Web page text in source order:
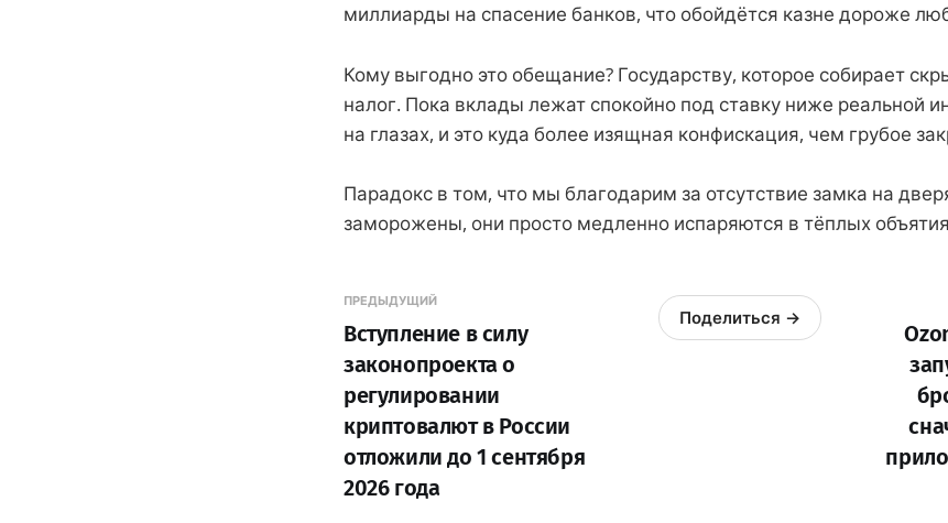
миллиарды на спасение банков, что обойдётся казне дороже
Кому выгодно это обещание? Государству, которое собирает
налог. Пока вклады лежат спокойно под ставку ниже реальной
на глазах, и это куда более изящная конфискация, чем грубое
Парадокс в том, что мы благодарим за отсутствие замка на
заморожены, они просто медленно испаряются в тёплых
ПРЕДЫДУЩИЙ
Вступление в силу
законопроекта о
регулировании
криптовалют в России
отложили до 1 сентября
2026 года
Поделиться →